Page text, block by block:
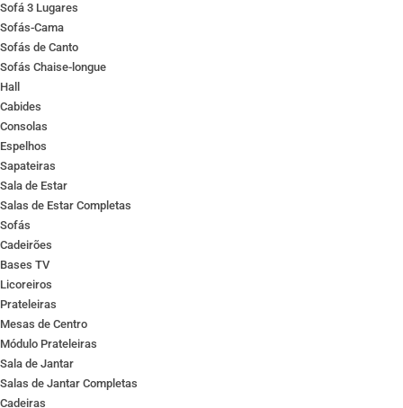
Sofá 3 Lugares
Sofás-Cama
Sofás de Canto
Sofás Chaise-longue
Hall
Cabides
Consolas
Espelhos
Sapateiras
Sala de Estar
Salas de Estar Completas
Sofás
Cadeirões
Bases TV
Licoreiros
Prateleiras
Mesas de Centro
Módulo Prateleiras
Sala de Jantar
Salas de Jantar Completas
Cadeiras